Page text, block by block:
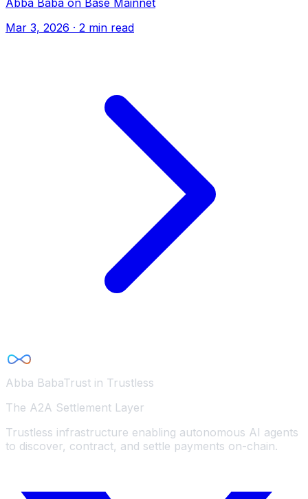
Mar 3, 2026 · 2 min read
Abba BabaTrust in Trustless
The A2A Settlement Layer
Trustless infrastructure enabling autonomous AI agents
to discover, contract, and settle payments on-chain.